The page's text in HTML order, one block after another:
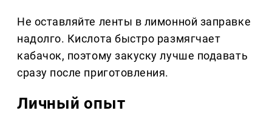
Не оставляйте ленты в лимонной заправке
надолго. Кислота быстро размягчает
кабачок, поэтому закуску лучше подавать
сразу после приготовления.
Личный опыт